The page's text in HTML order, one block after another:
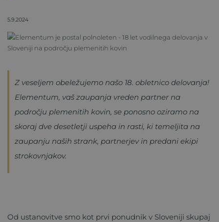
5.9.2024
Z veseljem obeležujemo našo 18. obletnico delovanja!
Elementum, vaš zaupanja vreden partner na
področju plemenitih kovin, se ponosno oziramo na
skoraj dve desetletji uspeha in rasti, ki temeljita na
zaupanju naših strank, partnerjev in predani ekipi
strokovnjakov.
Od ustanovitve smo kot prvi ponudnik v Sloveniji skupaj